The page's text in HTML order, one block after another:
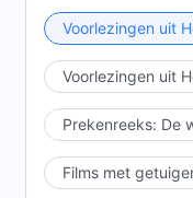
Voorlezingen uit
Voorlezingen uit
Prekenreeks: De
Films met